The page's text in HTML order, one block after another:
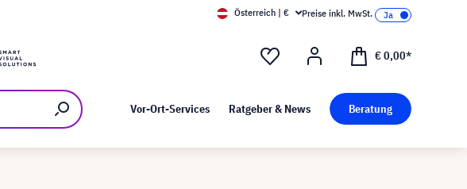
Kunst bei visunext
Österreich | € Preise inkl. MwSt.
€ 0,00*
Vor-Ort-Services Ratgeber & News Beratung